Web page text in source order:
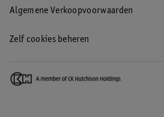
Algemene Verkoopvoorwaarden
Zelf cookies beheren